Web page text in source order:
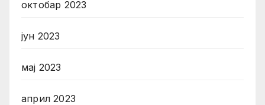
октобар 2023
јун 2023
мај 2023
април 2023